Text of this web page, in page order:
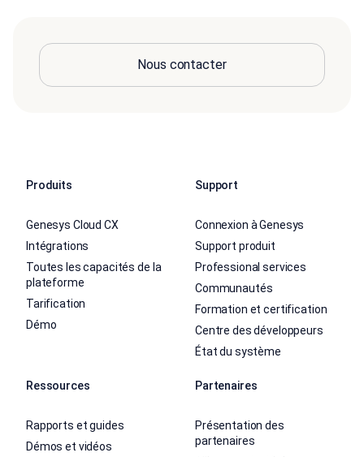
Nous contacter
Produits
Genesys Cloud CX
Intégrations
Toutes les capacités de la
plateforme
Tarification
Démo
Support
Connexion à Genesys
Support produit
Professional services
Communautés
Formation et certification
Centre des développeurs
État du système
Ressources
Rapports et guides
Démos et vidéos
Partenaires
Présentation des
partenaires